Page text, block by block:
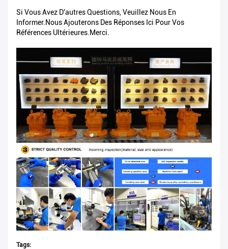
Si Vous Avez D'autres Questions, Veuillez Nous En
Informer.Nous Ajouterons Des Réponses Ici Pour Vos
Références Ultérieures.Merci.
Tags: